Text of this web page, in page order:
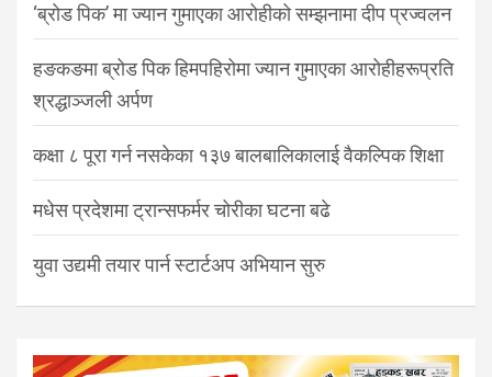
‘ब्रोड पिक’ मा ज्यान गुमाएका आरोहीको सम्झनामा दीप प्रज्वलन
हङकङमा ब्रोड पिक हिमपहिरोमा ज्यान गुमाएका आरोहीहरूप्रति
श्रद्धाञ्जली अर्पण
कक्षा ८ पूरा गर्न नसकेका १३७ बालबालिकालाई वैकल्पिक शिक्षा
मधेस प्रदेशमा ट्रान्सफर्मर चोरीका घटना बढे
युवा उद्यमी तयार पार्न स्टार्टअप अभियान सुरु